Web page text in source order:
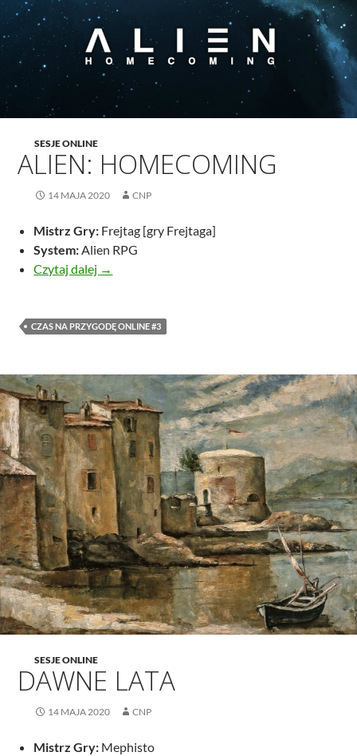
SESJE ONLINE
ALIEN: HOMECOMING
14 MAJA 2020 CNP
Mistrz Gry: Frejtag [gry Frejtaga]
System:Alien RPG
Czytaj dalej ALIEN: HOMECOMING
→
CZAS NA PRZYGODĘ ONLINE #3
SESJE ONLINE
DAWNE LATA
14 MAJA 2020 CNP
Mistrz Gry: Mephisto